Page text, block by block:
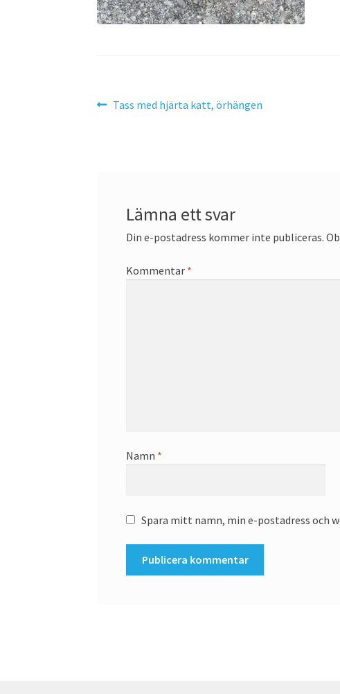
Inläggsnavigering
Föregående
Tass med hjärta katt, örhängen
Lämna ett svar
Din e-postadress kommer inte publiceras.
Kommentar *
Namn *
Spara mitt namn, min e-postadress och